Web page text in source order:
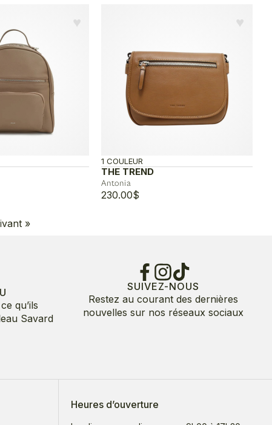
♥︎ ♥︎
THE TREND
Antonia
1 COULEUR
230.00$
»
qu’ils
Savard
SUIVEZ-NOUS
Restez au courant des dernières
nouvelles sur nos réseaux sociaux
Heures d’ouverture